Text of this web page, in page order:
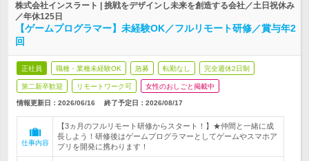
株式会社インスラート | 挑戦をデザインし未来を創造する会社／土日祝休み
／年休125日
【ゲームプログラマー】未経験OK／フルリモート研修／賞与年2
回
正社員 職種・業種未経験OK 急募 転勤なし 完全週休2日制
第二新卒歓迎 リモートワーク可 女性のおしごと掲載中
情報更新日：2026/06/16 終了予定日： 2026/08/17
仕事内容
【3ヵ月のフルリモート研修からスタート！】★仲間と一緒に成
長しよう！研修後はゲームプログラマーとしてゲームやスマホア
プリを開発に携わります！